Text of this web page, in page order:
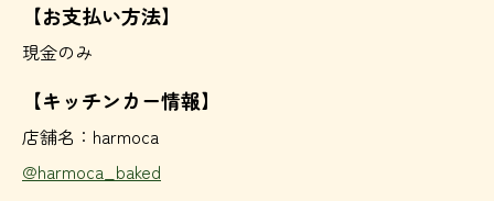
【お支払い方法】
現金のみ
【キッチンカー情報】
店舗名：harmoca
@harmoca_baked